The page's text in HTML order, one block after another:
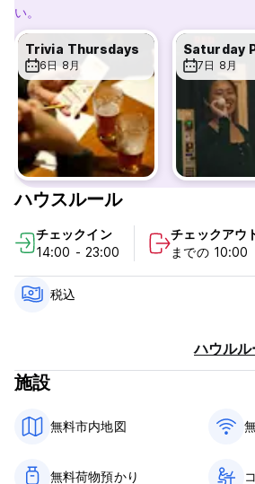
Sydney features fully equipped
surrounded by restaurants, bars, clubs
We take safety and security
guests allowed access to the
visitors/mates/strangers into our city
have an overnight security guard to
after a night out.
Freshly made bed upon arrival, with
laundered linen, complimentary arrival
your stay.
** This is a backpackers hostel. A
presented upon check in. No other
• We have no facilities for guests
• Please be aware when booking a dorm
travellers.
い。
Trivia Thursdays
6日 8月 7日 8月
ハウスルール
チェックイン
14:00 - 23:00
チェックアウ
までの 10:00
税込
ハウル
施設
無料市内地図
無料荷物預かり